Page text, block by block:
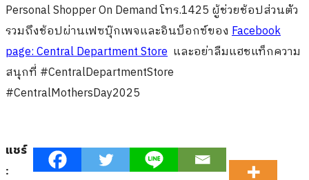
Personal Shopper On Demand โทร.1425 ผู้ช่วยช้อปส่วนตัว
รวมถึงช้อปผ่านเฟซบุ๊กเพจและอินบ็อกซ์ของ Facebook
page: Central Department Store และอย่าลืมแฮชแท็กความ
สนุกที่ #CentralDepartmentStore
#CentralMothersDay2025
แชร์
: